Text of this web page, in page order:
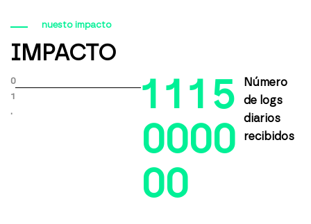
nuesto impacto
IMPACTO
0
1
.
1 1 1 5
0000
00
Número
de logs
diarios
recibidos